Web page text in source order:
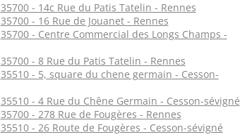
35700 - 14c Rue du Patis Tatelin - Rennes
35700 - 16 Rue de Jouanet - Rennes
35700 - Centre Commercial des Longs Champs -
35700 - 8 Rue du Patis Tatelin - Rennes
35510 - 5, square du chene germain - Cesson-
35510 - 4 Rue du Chêne Germain - Cesson-sévigné
35700 - 278 Rue de Fougères - Rennes
35510 - 26 Route de Fougères - Cesson-sévigné